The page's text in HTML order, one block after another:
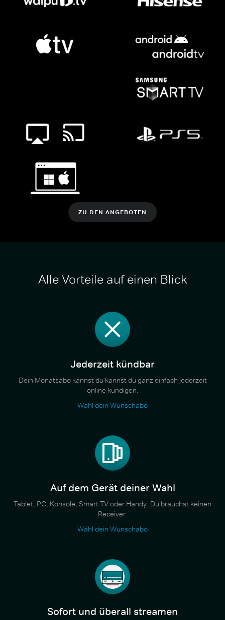
ZU DEN ANGEBOTEN
Alle Vorteile auf einen Blick
Jederzeit kündbar
Dein Monatsabo kannst du kannst du ganz einfach jederzeit
online kündigen.
Wähl dein Wunschabo
Auf dem Gerät deiner Wahl
Tablet, PC, Konsole, Smart TV oder Handy. Du brauchst keinen
Receiver.
Wähl dein Wunschabo
Sofort und überall streamen